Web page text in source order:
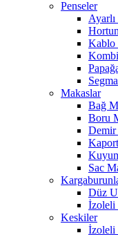
Penseler
Ayarlı
Kablo
Makaslar
Bağ
Boru
Demir
Sac
Düz
İzoleli
Keskiler
İzoleli